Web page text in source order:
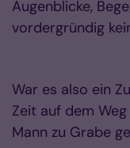
Augenblicke,
vordergründig
War es also ein
Zeit auf dem
Mann zu Grabe